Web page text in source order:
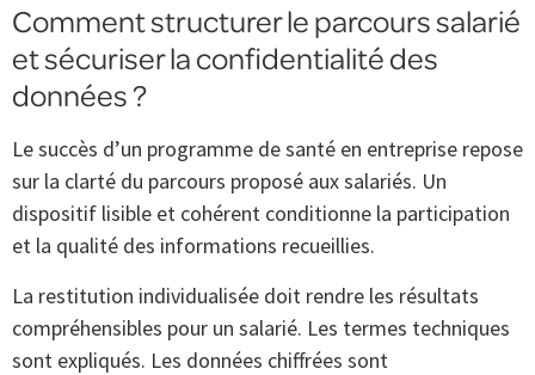
Comment structurer le parcours salarié
et sécuriser la confidentialité des
données ?
Le succès d’un programme de santé en entreprise repose
sur la clarté du parcours proposé aux salariés. Un
dispositif lisible et cohérent conditionne la participation
et la qualité des informations recueillies.
La restitution individualisée doit rendre les résultats
compréhensibles pour un salarié. Les termes techniques
sont expliqués. Les données chiffrées sont